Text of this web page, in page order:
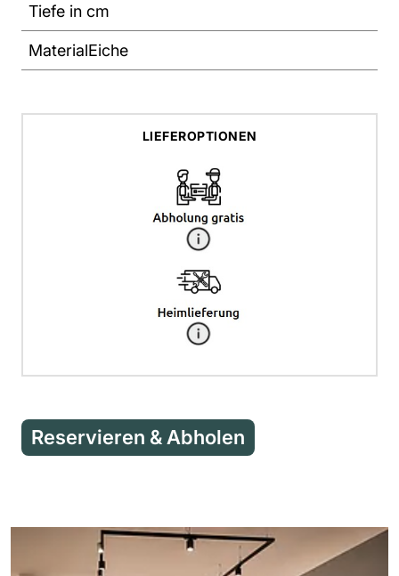
Tiefe in cm
MaterialEiche
LIEFEROPTIONEN
Reservieren & Abholen